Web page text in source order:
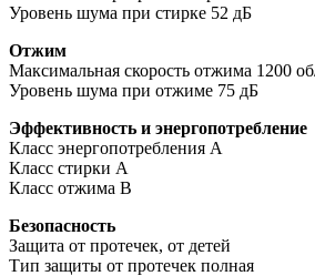
Уровень шума при стирке 52 дБ
Отжим
Максимальная скорость отжима 1200
Уровень шума при отжиме 75 дБ
Эффективность и энергопотребление
Класс энергопотребления А
Класс стирки A
Класс отжима B
Безопасность
Защита от протечек, от детей
Тип защиты от протечек полная